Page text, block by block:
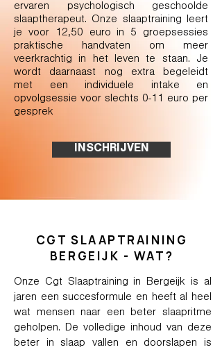
ervaren psychologisch geschoolde
slaaptherapeut. Onze slaaptraining leert
je voor 12,50 euro in 5 groepsessies
praktische handvaten om meer
veerkrachtig in het leven te staan. Je
wordt daarnaast nog extra begeleidt
met een individuele intake en
opvolgsessie voor slechts 0-11 euro per
gesprek
INSCHRIJVEN
CGT SLAAPTRAINING
BERGEIJK - WAT?
Onze Cgt Slaaptraining in Bergeijk is al
jaren een succesformule en heeft al heel
wat mensen naar een beter slaapritme
geholpen. De volledige inhoud van deze
beter in slaap vallen en doorslapen is